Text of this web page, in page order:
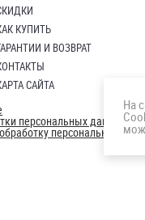
КУПИТЬ
И ВОЗВРАТ
САЙТА
персональных данных
персональных
На